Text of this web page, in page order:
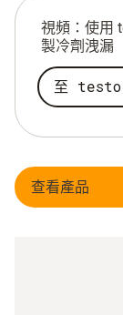
視頻：使用
製冷劑洩漏
至
查看產品